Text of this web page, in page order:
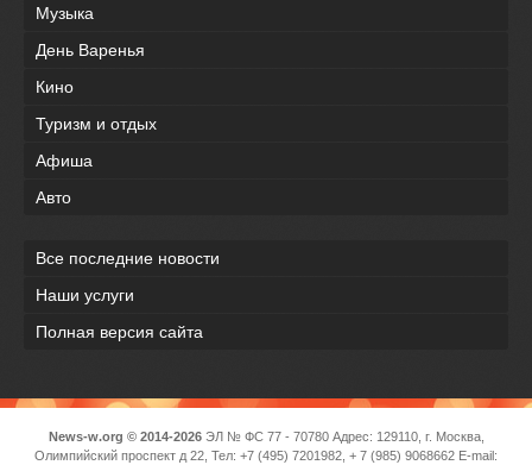
Музыка
День Варенья
Кино
Туризм и отдых
Афиша
Авто
Все последние новости
Наши услуги
Полная версия сайта
News-w.org © 2014-2026ЭЛ № ФС 77 - 70780 Адрес: 129110, г. Москва,
Олимпийский проспект д 22, Тел: +7 (495) 7201982, + 7 (985) 9068662 E-mail: